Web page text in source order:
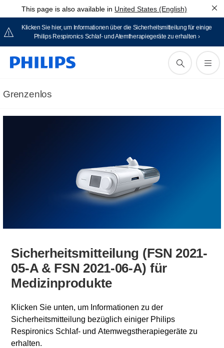
This page is also available in United States (English)
Klicken Sie hier, um Informationen über die Sicherheitsmitteilung für einige
Philips Respironics Schlaf- und Atemtherapiegeräte zu erhalten ›
Grenzenlos
Sicherheitsmitteilung (FSN 2021-
05-A & FSN 2021-06-A) für
Medizinprodukte
Klicken Sie unten, um Informationen zu der
Sicherheitsmitteilung bezüglich einiger Philips
Respironics Schlaf- und Atemwegstherapiegeräte zu
erhalten.